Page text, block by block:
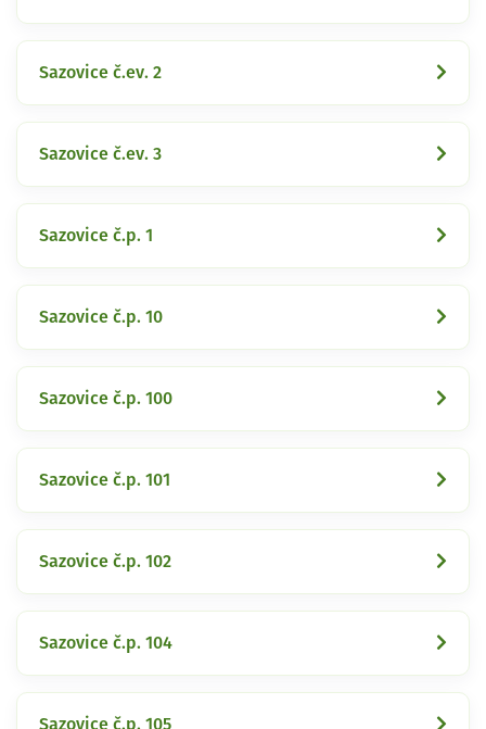
Sazovice č.ev. 2
Sazovice č.ev. 3
Sazovice č.p. 1
Sazovice č.p. 10
Sazovice č.p. 100
Sazovice č.p. 101
Sazovice č.p. 102
Sazovice č.p. 104
Sazovice č.p. 105